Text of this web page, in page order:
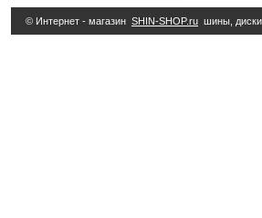
© Интернет - магазин SHIN-SHOP.ru шины,